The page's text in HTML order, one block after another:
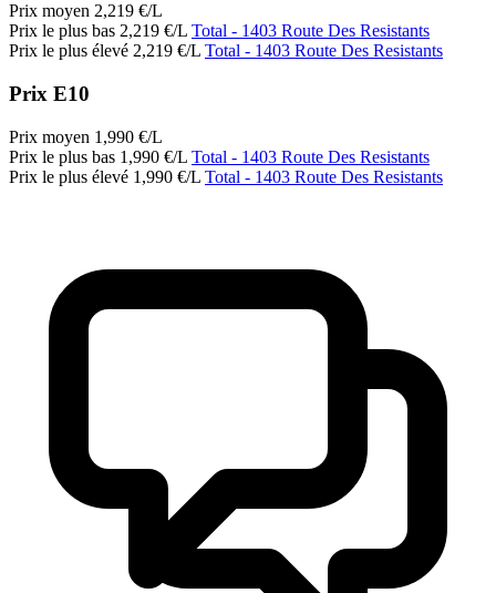
Prix moyen 2,219 €/L
Prix le plus bas 2,219 €/L Total - 1403 Route Des Resistants
Prix le plus élevé 2,219 €/L Total - 1403 Route Des Resistants
Prix E10
Prix moyen 1,990 €/L
Prix le plus bas 1,990 €/L Total - 1403 Route Des Resistants
Prix le plus élevé 1,990 €/L Total - 1403 Route Des Resistants